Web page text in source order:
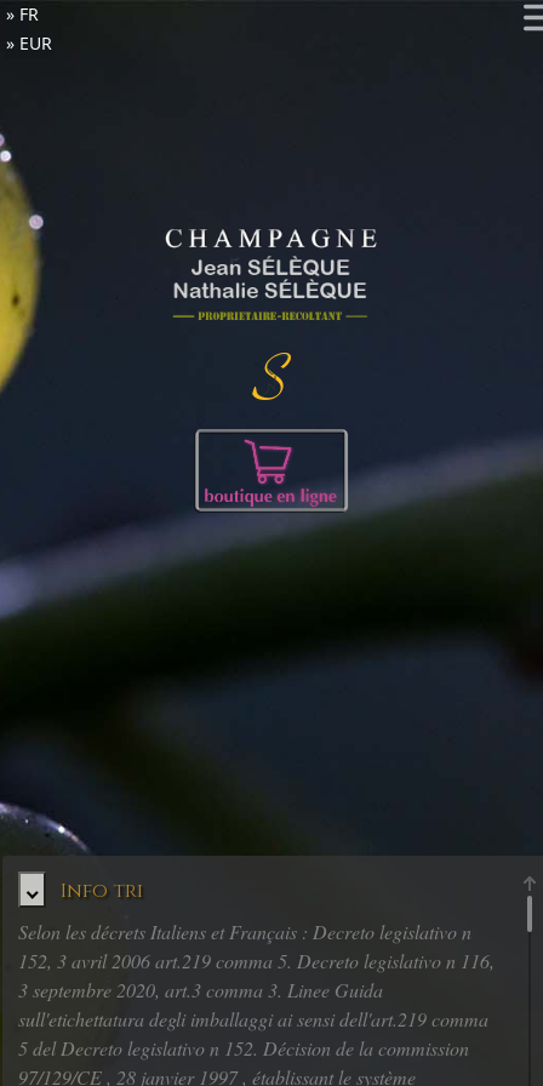
FR
EUR
Info tri
Selon les décrets Italiens et Français : Decreto legislativo n
152, 3 avril 2006 art.219 comma 5. Decreto legislativo n 116,
3 septembre 2020, art.3 comma 3. Linee Guida
sull'etichettatura degli imballaggi ai sensi dell'art.219 comma
5 del Decreto legislativo n 152. Décision de la commission
97/129/CE , 28 janvier 1997 , établissant le système